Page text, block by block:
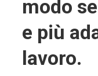
modo
e più
lavoro.